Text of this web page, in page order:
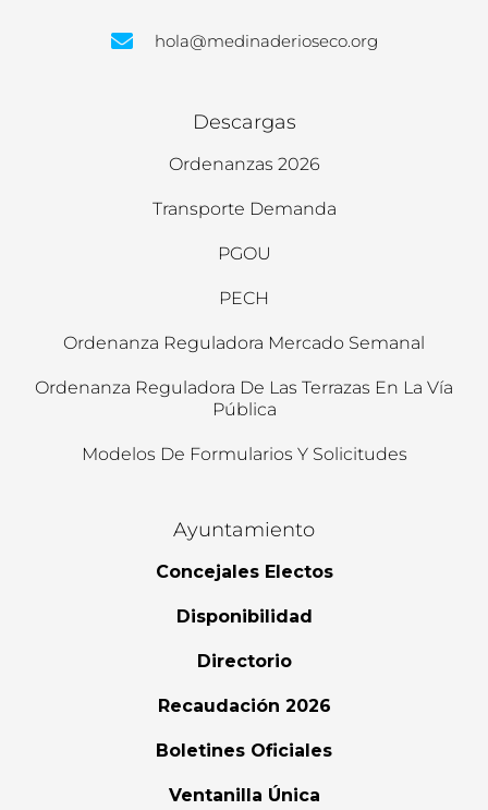
hola@medinaderioseco.org
Descargas
Ordenanzas 2026
Transporte Demanda
PGOU
PECH
Ordenanza Reguladora Mercado Semanal
Ordenanza Reguladora De Las Terrazas En La Vía
Pública
Modelos De Formularios Y Solicitudes
Ayuntamiento
Concejales Electos
Disponibilidad
Directorio
Recaudación 2026
Boletines Oficiales
Ventanilla Única